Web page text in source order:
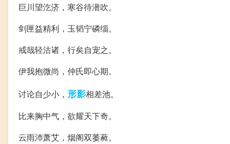
巨川望汔济，寒谷待潜吹。
剑匣益精利，玉韬宁磷缁。
戒哉轻沽诸，行矣自宠之。
伊我抱微尚，仲氏即心期。
讨论自少小， 形影相差池。
比来胸中气，欲耀天下奇。
云雨沛萧艾，烟阁双萎蕤。